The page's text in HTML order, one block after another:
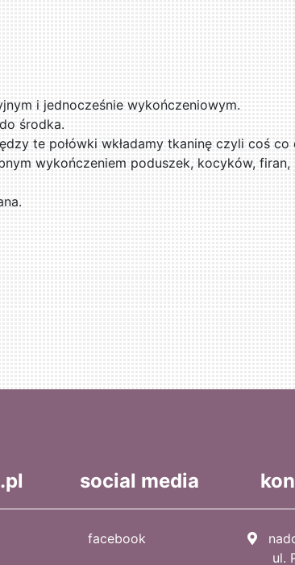
i jednocześnie wykończeniowym.
środka.
te połówki wkładamy tkaninę czyli coś
wykończeniem poduszek, kocyków, firan,
social media
facebook
ul.